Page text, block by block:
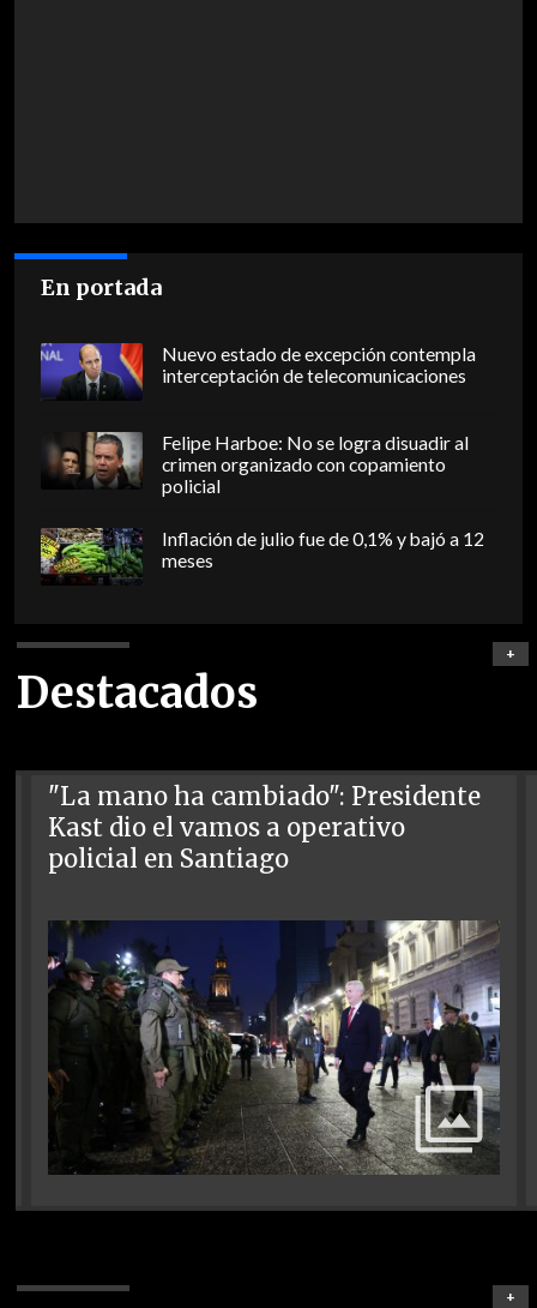
En portada
Nuevo estado de excepción contempla
interceptación de telecomunicaciones
Felipe Harboe: No se logra disuadir al
crimen organizado con copamiento
policial
Inflación de julio fue de 0,1% y bajó a 12
meses
Destacados
+
"La mano ha cambiado": Presidente
Kast dio el vamos a operativo
policial en Santiago
+